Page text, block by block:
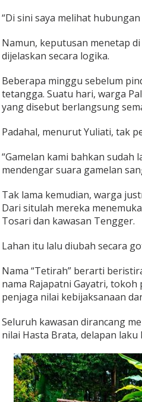
“Di sini saya melihat
Namun, keputusan menetap
dijelaskan secara logika.
Beberapa minggu sebelum
tetangga. Suatu hari, warga
yang disebut berlangsung
Padahal, menurut Yuliati, tak
“Gamelan kami bahkan sudah
mendengar suara gamelan
Tak lama kemudian, warga
Dari situlah mereka
Tosari dan kawasan Tengger.
Lahan itu lalu diubah secara
Nama “Tetirah” berarti
nama Rajapatni Gayatri,
penjaga nilai kebijaksanaan
Seluruh kawasan dirancang
nilai Hasta Brata, delapan